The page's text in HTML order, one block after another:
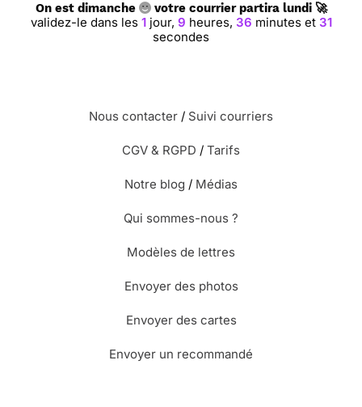
On est dimanche votre courrier partira lundi 🚀
validez-le dans les 1jour, 9heures, 36minutes et 30
secondes
Nous contacter / Suivi courriers
CGV & RGPD / Tarifs
Notre blog / Médias
Qui sommes-nous ?
Modèles de lettres
Envoyer des photos
Envoyer des cartes
Envoyer un recommandé